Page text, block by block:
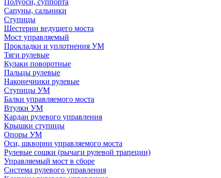
Полуоси, суппорта
Сапуны, сальники
Ступицы
Шестерни ведущего моста
Мост управляемый
Прокладки и уплотнения УМ
Тяги рулевые
Кулаки поворотные
Пальцы рулевые
Наконечники рулевые
Ступицы УМ
Балки управляемого моста
Втулки УМ
Кардан рулевого управления
Крышки ступицы
Опоры УМ
Оси, шкворни управляемого моста
Рулевые сошки (рычаги рулевой трапеции)
Управляемый мост в сборе
Система рулевого управления